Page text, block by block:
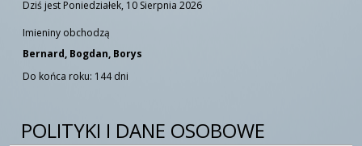
Dziś jest Poniedziałek, 10 Sierpnia 2026
Imieniny obchodzą
Bernard, Bogdan, Borys
Do końca roku: 144 dni
POLITYKI I DANE OSOBOWE